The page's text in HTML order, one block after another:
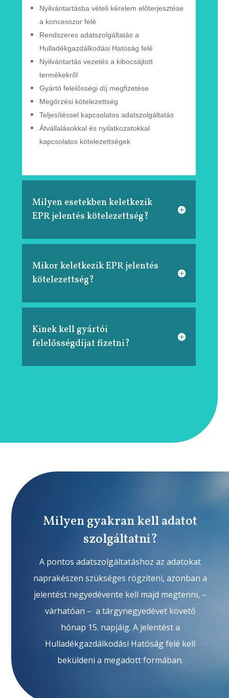
Nyilvántartásba vételi kérelem előterjesztése
a koncesszor felé
Rendszeres adatszolgáltatás a
Hulladékgazdálkodási Hatóság felé
Nyilvántartás vezetés a kibocsájtott
termékekről
Gyártó felelősségi díj megfizetése
Megőrzési kötelezettség
Teljesítéssel kapcsolatos adatszolgáltatás
Átvállalásokkal és nyilatkozatokkal
kapcsolatos kötelezettségek
Milyen esetekben keletkezik
EPR jelentés kötelezettség?
Mikor keletkezik EPR jelentés
kötelezettség?
Kinek kell gyártói
felelősségdíjat fizetni?
Milyen gyakran kell adatot
szolgáltatni?
A pontos adatszolgáltatáshoz az adatokat
naprakészen szükséges rögzíteni, azonban a
jelentést negyedévente kell majd megtenni, –
várhatóan – a tárgynegyedévet követő
hónap 15. napjáig. A jelentést a
Hulladékgazdálkodási Hatóság felé kell
beküldeni a megadott formában.